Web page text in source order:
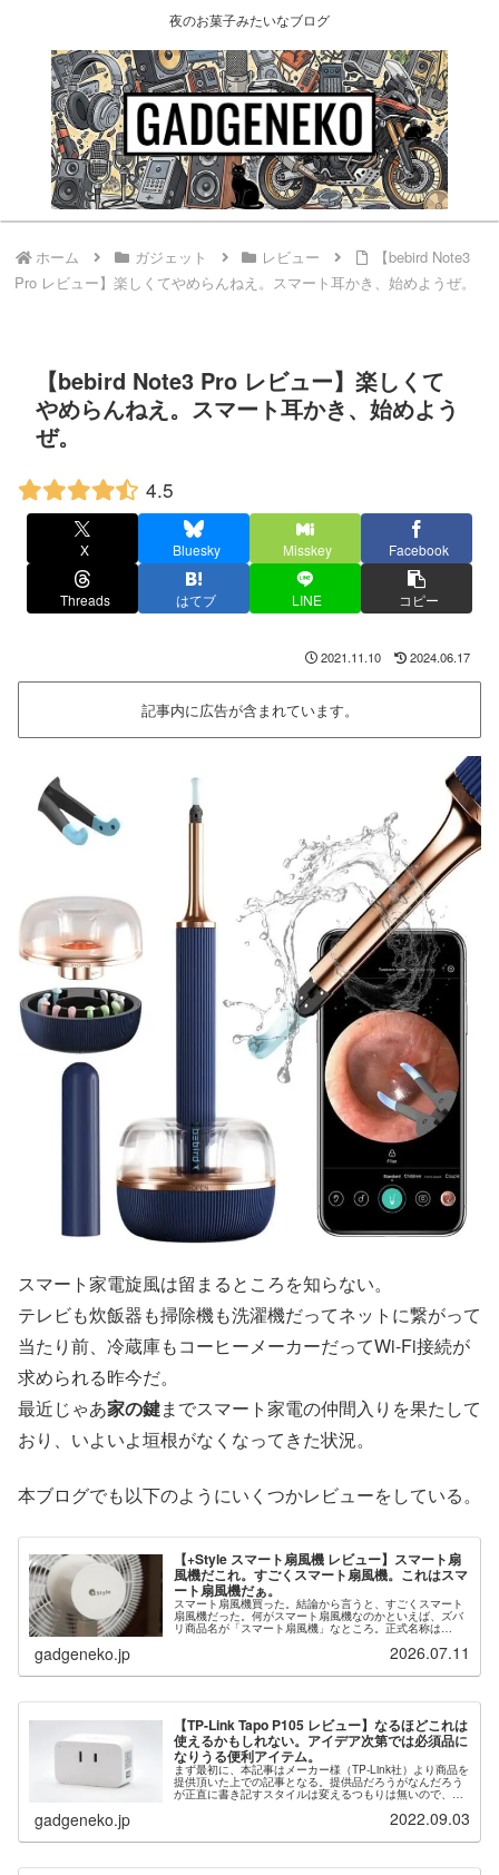
夜のお菓子みたいなブログ
ホーム ガジェット レビュー
【bebird Note3
Pro レビュー】楽しくてやめらんねえ。スマート耳かき、始めようぜ。
【bebird Note3 Pro レビュー】楽しくて
やめらんねえ。スマート耳かき、始めよう
ぜ。
4.5
X Bluesky Misskey Facebook
Threads はてブ LINE コピー
2021.11.10 2024.06.17
記事内に広告が含まれています。
スマート家電旋風は留まるところを知らない。
テレビも炊飯器も掃除機も洗濯機だってネットに繋がって
当たり前、冷蔵庫もコーヒーメーカーだってWi-Fi接続が
求められる昨今だ。
最近じゃあ家の鍵までスマート家電の仲間入りを果たして
おり、いよいよ垣根がなくなってきた状況。
本ブログでも以下のようにいくつかレビューをしている。
【+Style スマート扇風機 レビュー】スマート扇
風機だこれ。すごくスマート扇風機。これはスマ
ート扇風機だぁ。
スマート扇風機買った。結論から言うと、すごくスマート
扇風機だった。何がスマート扇風機なのかといえば、ズバ
リ商品名が「スマート扇風機」なところ。正式名称は
gadgeneko.jp 2026.07.11
【TP-Link Tapo P105 レビュー】なるほどこれは
使えるかもしれない。アイデア次第では必須品に
なりうる便利アイテム。
まず最初に、本記事はメーカー様（TP-Link社）より商品を
提供頂いた上での記事となる。提供品だろうがなんだろう
が正直に書き記すスタイルは変えるつもりは無いので、偏
gadgeneko.jp 2022.09.03